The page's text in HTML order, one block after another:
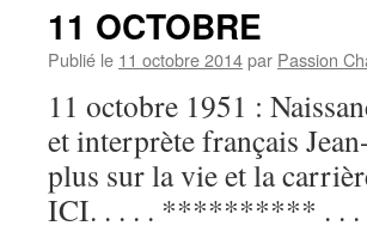
11 OCTOBRE
Publié le 11 octobre 2014par Passion
11 octobre 1951 :
et interprète français
plus sur la vie et la
ICI. . . . . ********** . .